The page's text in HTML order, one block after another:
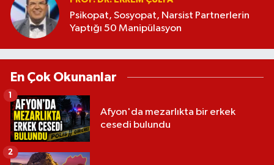
Psikopat, Sosyopat, Narsist Partnerlerin
Yaptığı 50 Manipülasyon
En Çok Okunanlar
Afyon'da mezarlıkta bir erkek
cesedi bulundu
1
2